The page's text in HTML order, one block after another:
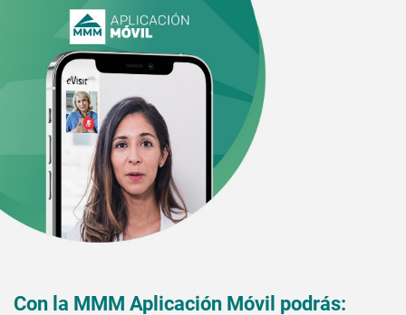
Con la MMM Aplicación Móvil podrás: